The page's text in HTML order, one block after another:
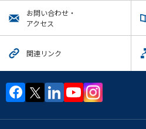
お問い合わせ・
アクセス
関連リンク